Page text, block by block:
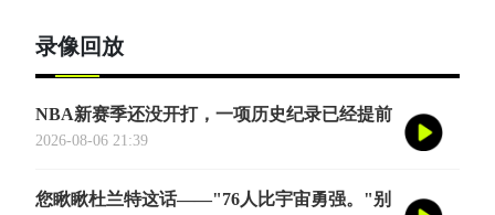
录像回放
NBA新赛季还没开打，一项历史纪录已经提前
诞生——英国篮球俱乐部伦敦雄狮将首次站上
2026-08-06 21:39
您瞅瞅杜兰特这话——"76人比宇宙勇强。"别